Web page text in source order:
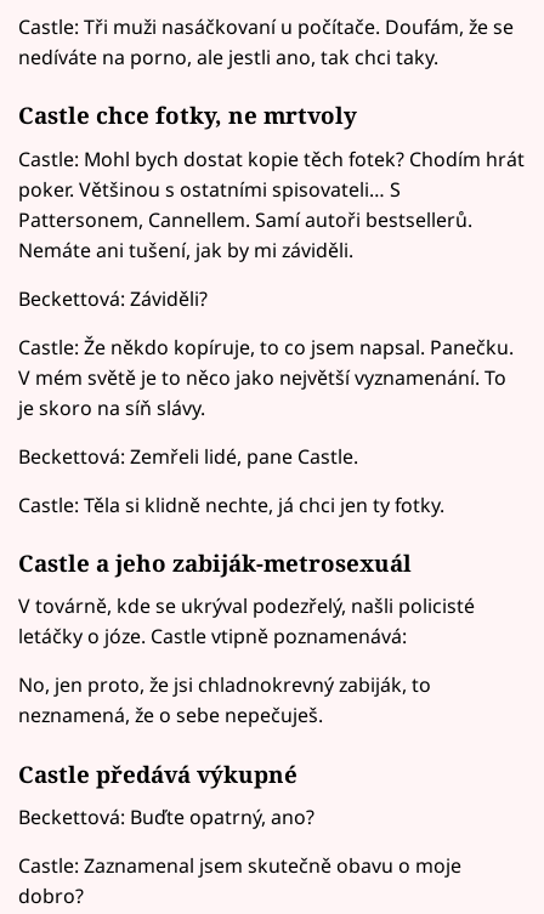
Castle: Tři muži nasáčkovaní u počítače. Doufám, že se
nedíváte na porno, ale jestli ano, tak chci taky.
Castle chce fotky, ne mrtvoly
Castle: Mohl bych dostat kopie těch fotek? Chodím hrát
poker. Většinou s ostatními spisovateli… S
Pattersonem, Cannellem. Samí autoři bestsellerů.
Nemáte ani tušení, jak by mi záviděli.
Beckettová: Záviděli?
Castle: Že někdo kopíruje, to co jsem napsal. Panečku.
V mém světě je to něco jako největší vyznamenání. To
je skoro na síň slávy.
Beckettová: Zemřeli lidé, pane Castle.
Castle: Těla si klidně nechte, já chci jen ty fotky.
Castle a jeho zabiják-metrosexuál
V továrně, kde se ukrýval podezřelý, našli policisté
letáčky o józe. Castle vtipně poznamenává:
No, jen proto, že jsi chladnokrevný zabiják, to
neznamená, že o sebe nepečuješ.
Castle předává výkupné
Beckettová: Buďte opatrný, ano?
Castle: Zaznamenal jsem skutečně obavu o moje
dobro?